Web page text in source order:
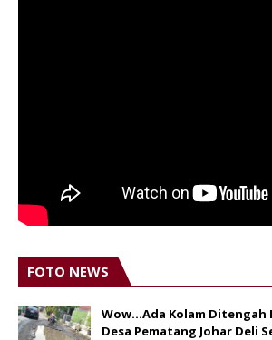
FOTO NEWS
Wow...Ada Kolam Ditengah
Desa Pematang Johar Deli